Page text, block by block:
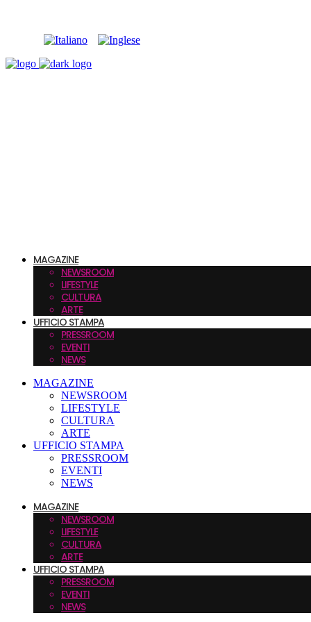
MAGAZINE
NEWSROOM
LIFESTYLE
CULTURA
ARTE
UFFICIO STAMPA
PRESSROOM
EVENTI
NEWS
MAGAZINE
NEWSROOM
LIFESTYLE
CULTURA
ARTE
UFFICIO STAMPA
PRESSROOM
EVENTI
NEWS
MAGAZINE
NEWSROOM
LIFESTYLE
CULTURA
ARTE
UFFICIO STAMPA
PRESSROOM
EVENTI
NEWS